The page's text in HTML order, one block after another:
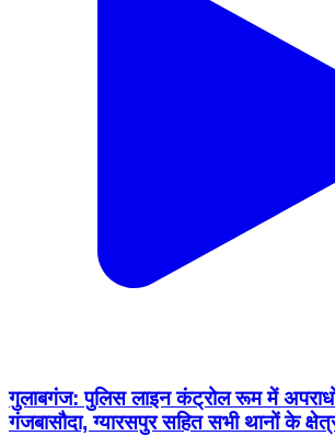
गुलाबगंज: पुलिस लाइन कंट्रोल रूम में अपराधों
गंजबासौदा, ग्यारसपुर सहित सभी थानों के